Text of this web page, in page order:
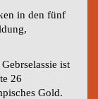
in den fünf
ist
26
Gold.